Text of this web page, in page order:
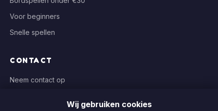
Voor beginners
Snelle spellen
CONTACT
Neem contact op
Wij gebruiken cookies